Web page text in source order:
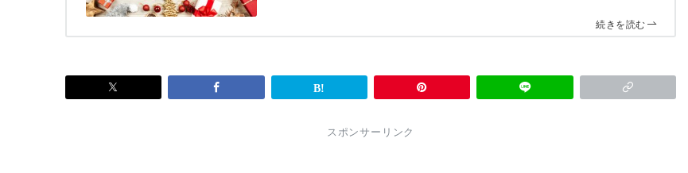
続きを読む
スポンサーリンク